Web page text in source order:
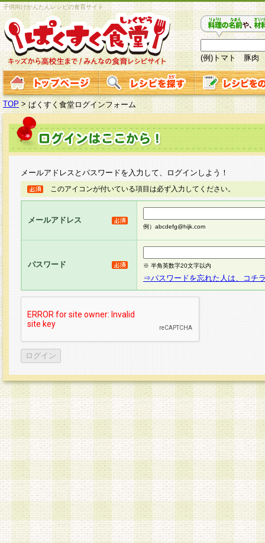
子供向けかんたんレシピの食育サイト
(例)トマト 豚肉
TOP > ぱくすく食堂ログインフォーム
メールアドレスとパスワードを入力して、ログインしよう！
このアイコンが付いている項目は必ず入力してください。
メールアドレス
例）abcdefg@hijk.com
パスワード ※ 半角英数字20文字以内
⇒パスワードを忘れた人は、コチ